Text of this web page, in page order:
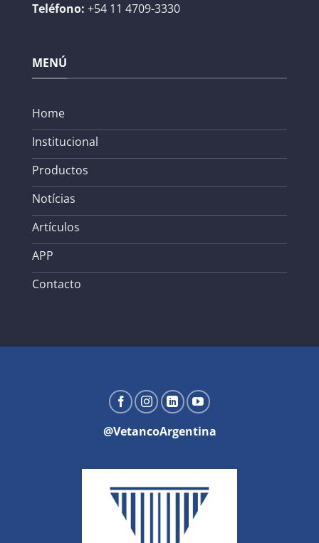
Teléfono: +54 11 4709-3330
MENÚ
Home
Institucional
Productos
Notícias
Artículos
APP
Contacto
@VetancoArgentina